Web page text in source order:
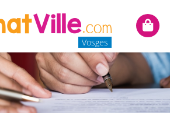
Vosges
Mon